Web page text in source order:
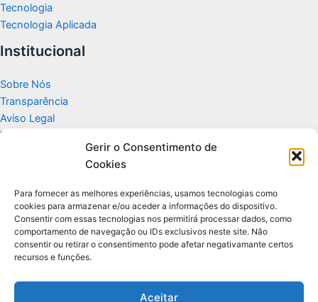
Gerir o Consentimento de
Cookies
Para fornecer as melhores experiências, usamos tecnologias como
cookies para armazenar e/ou aceder a informações do dispositivo.
Consentir com essas tecnologias nos permitirá processar dados, como
comportamento de navegação ou IDs exclusivos neste site. Não
consentir ou retirar o consentimento pode afetar negativamante certos
recursos e funções.
Aceitar
Tecnologia
Tecnologia Aplicada
Institucional
Sobre Nós
Transparência
Aviso Legal
Termos de Uso
Politicas de Privacidade e Cookies
Apoio
Glossário de Tecnologia
Portal editorial independente sobre tecnologia, PC Gamer e guias